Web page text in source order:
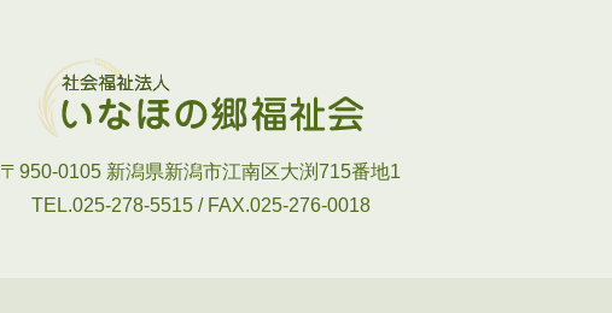
〒950-0105 新潟県新潟市江南区大渕715番地1
TEL.025-278-5515 / FAX.025-276-0018